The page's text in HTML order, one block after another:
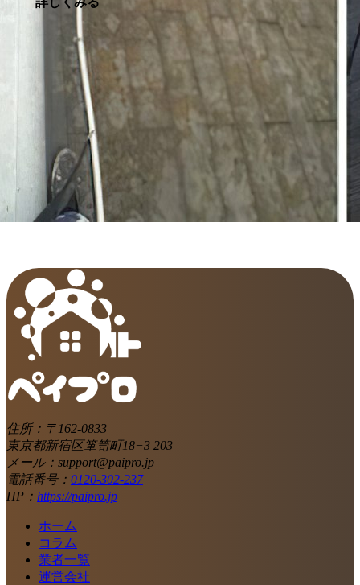
住所：〒162-0833
東京都新宿区箪笥町18−3 203
メール：support@paipro.jp
電話番号： 0120-302-237
HP： https://paipro.jp
ホーム
コラム
業者一覧
運営会社